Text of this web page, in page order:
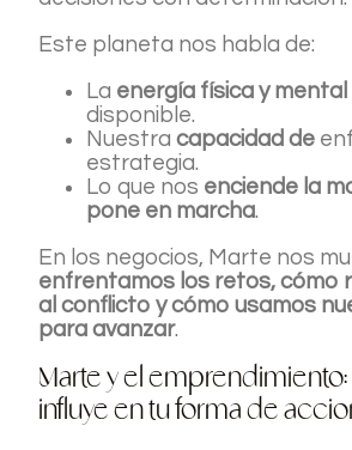
Este planeta nos habla de:
La energía física y mental
disponible.
Nuestracapacidad de
estrategia.
Lo que nos enciende la
pone en marcha.
En los negocios, Marte nos
enfrentamos los retos, cómo
al conflicto y cómo usamos
para avanzar.
Marte y el
influye en tu forma de